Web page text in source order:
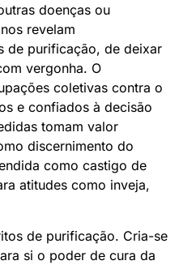
doenças ou
revelam
de purificação, de deixar
vergonha. O
coletivas contra o
e confiados à decisão
tomam valor
discernimento do
como castigo de
atitudes como inveja,
de purificação. Cria-se
si o poder de cura da